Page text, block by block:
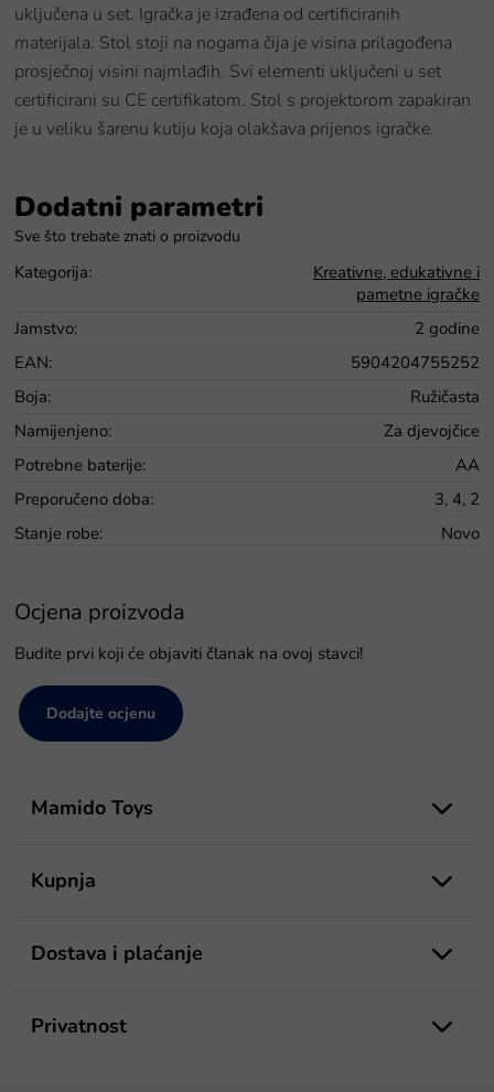
uključena u set. Igračka je izrađena od certificiranih
materijala. Stol stoji na nogama čija je visina prilagođena
prosječnoj visini najmlađih. Svi elementi uključeni u set
certificirani su CE certifikatom. Stol s projektorom zapakiran
je u veliku šarenu kutiju koja olakšava prijenos igračke.
Dodatni parametri
Kategorija:
Kreativne, edukativne i
pametne igračke
Jamstvo:
2 godine
EAN:
5904204755252
Boja:
Ružičasta
Namijenjeno:
Za djevojčice
Potrebne baterije:
AA
Preporučeno doba:
3, 4, 2
Stanje robe: Novo
Ocjena proizvoda
Budite prvi koji će objaviti članak na ovoj stavci!
Dodajte ocjenu
Mamido Toys
Kupnja
Dostava i plaćanje
Privatnost